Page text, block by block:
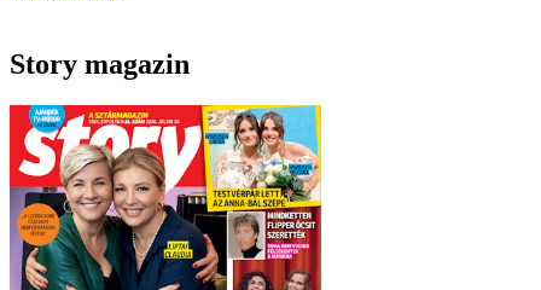
Story magazin